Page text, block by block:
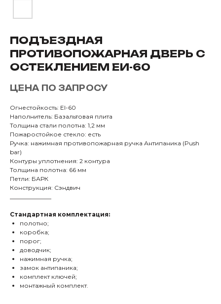
ПОДЪЕЗДНАЯ
ПРОТИВОПОЖАРНАЯ ДВЕРЬ С
ОСТЕКЛЕНИЕМ ЕИ-60
ЦЕНА ПО ЗАПРОСУ
Огнестойкость: EI-60
Наполнитель: Базальтовая плита
Толщина стали полотна: 1,2 мм
Пожаростойкое стекло: есть
Ручка: нажимная противопожарная ручка Антипаника (Push
bar)
Контуры уплотнения: 2 контура
Толщина полотна: 66 мм
Петли: БАРК
Конструкция: Сэндвич
Стандартная комплектация:
полотно;
коробка;
порог;
доводчик;
нажимная ручка;
замок антипаника;
комплект ключей;
монтажный комплект.